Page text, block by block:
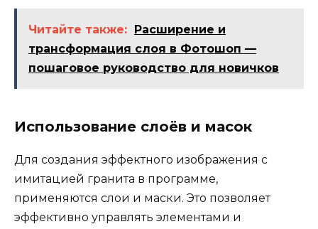
Читайте также:
Расширение и
трансформация слоя в Фотошоп —
пошаговое руководство для новичков
Использование слоёв и масок
Для создания эффектного изображения с
имитацией гранита в программе,
применяются слои и маски. Это позволяет
эффективно управлять элементами и